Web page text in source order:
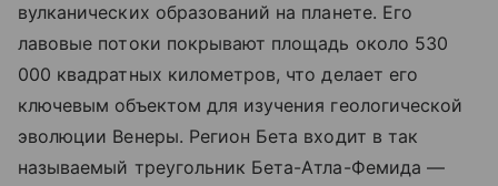
вулканических образований на планете. Его
лавовые потоки покрывают площадь около 530
000 квадратных километров, что делает его
ключевым объектом для изучения геологической
эволюции Венеры. Регион Бета входит в так
называемый треугольник Бета-Атла-Фемида —